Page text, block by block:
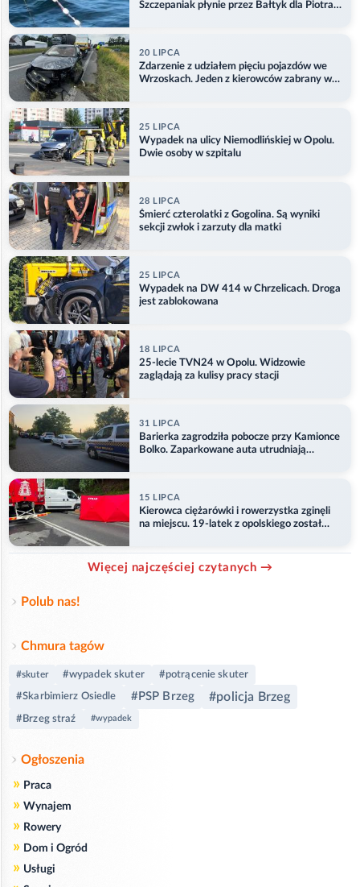
Szczepaniak płynie przez Bałtyk dla Piotra.
20 LIPCA
Zdarzenie z udziałem pięciu pojazdów we
Wrzoskach. Jeden z kierowców zabrany w
25 LIPCA
Wypadek na ulicy Niemodlińskiej w Opolu.
Dwie osoby w szpitalu
28 LIPCA
Śmierć czterolatki z Gogolina. Są wyniki
sekcji zwłok i zarzuty dla matki
25 LIPCA
Wypadek na DW 414 w Chrzelicach. Droga
jest zablokowana
18 LIPCA
25-lecie TVN24 w Opolu. Widzowie
zaglądają za kulisy pracy stacji
31 LIPCA
Barierka zagrodziła pobocze przy Kamionce
Bolko. Zaparkowane auta utrudniają
15 LIPCA
Kierowca ciężarówki i rowerzystka zginęli
na miejscu. 19-latek z opolskiego został
Więcej najczęściej czytanych →
Polub nas!
Chmura tagów
#skuter #wypadek skuter #potrącenie skuter
#Skarbimierz Osiedle #PSP Brzeg #policja Brzeg
#Brzeg straź #wypadek
Ogłoszenia
» Praca
» Wynajem
» Rowery
» Dom i Ogród
» Usługi